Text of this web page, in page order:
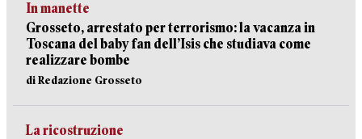
In manette
Grosseto, arrestato per terrorismo: la vacanza in
Toscana del baby fan dell’Isis che studiava come
realizzare bombe
di Redazione Grosseto
La ricostruzione